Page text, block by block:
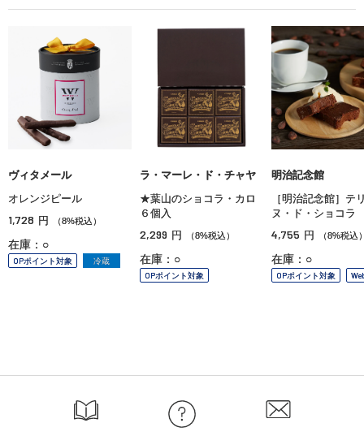
ヴィタメール
オレンジピール
1,728 円 （8%税込）
在庫：○
OPポイント対象 冷蔵
ラ・マーレ・ド・チャヤ
★葉山のショコラ・カロ
６個入
2,299 円 （8%税込）
在庫：○
OPポイント対象
明治記念館
［明治記念館］テ
ヌ・ド・ショコラ
4,755 円 （8%税込
在庫：○
OPポイント対象